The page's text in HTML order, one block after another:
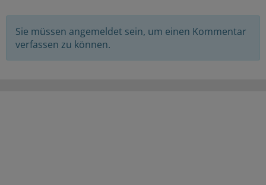
Sie müssen angemeldet sein, um einen Kommentar
verfassen zu können.